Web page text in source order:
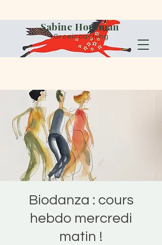
Sabine Houtman
Groeicoaching
Biodanza : cours
hebdo mercredi
matin !